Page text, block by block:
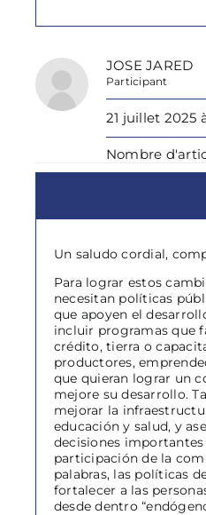
JOSE JARED
Participant
21 juillet 2025
Nombre
Un saludo cordial,
Para lograr estos
necesitan políticas
que apoyen el
incluir programas que
crédito, tierra o
productores,
que quieran lograr un
mejore su desarrollo.
mejorar la
educación y salud, y
decisiones
participación de la
palabras, las políticas
fortalecer a las
desde dentro